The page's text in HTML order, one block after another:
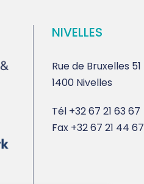
NIVELLES
Rue de Bruxelles 51
1400 Nivelles
Tél +32 67 21 63 67
Fax +32 67 21 44 67